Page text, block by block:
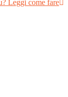
Leggi come fare